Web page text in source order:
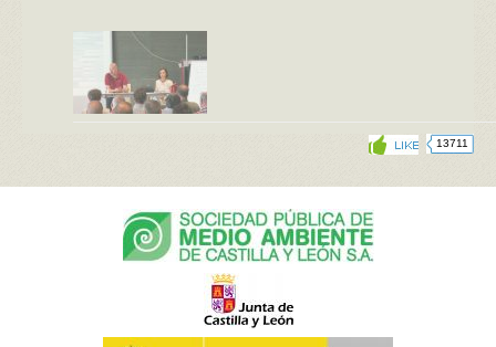
13711